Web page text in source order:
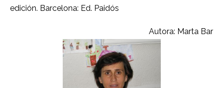
edición. Barcelona: Ed. Paidós
Autora: Marta Bar